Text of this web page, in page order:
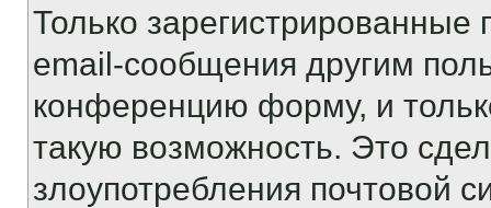
Только зарегистрированные
email-сообщения другим
конференцию форму, и
такую возможность. Это
злоупотребления почтовой